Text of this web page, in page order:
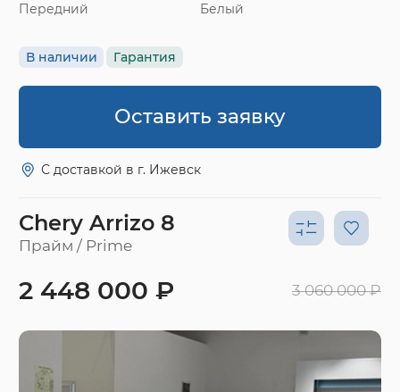
Передний
Белый
В наличии Гарантия
Оставить заявку
С доставкой в г. Ижевск
Chery Arrizo 8
Прайм / Prime
2 448 000 ₽ 3 060 000 ₽